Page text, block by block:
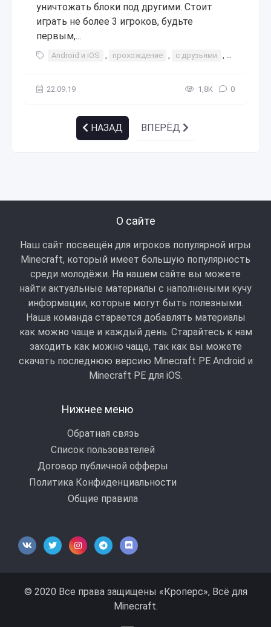
уничтожать блоки под другими. Стоит
играть не более 3 игроков, будьте
первым,...
Android и iOS , прохождение , с друзьями , игры с
22.09.19 1,8К 0
НАЗАД ВПЕРЁД
О сайте
Наш сайт посвещён для игроков популярной игры
Minecraft, который имеет большую популярность
среди молодёжи. На нашем сайте вы можете
найти актуальные материалы с наполнеными кучу
информации, которые могут быть полезными.
Наша команда старается добавлять материалы
как можно чаще и каждый день. Старайтесь к нам
заходить как можно чаще, так как вы можете
скачать последнюю версию Minecraft PE Android и
Minecraft РЕ для iOS.
Нижнее меню
Обратная связь
Список пользователей
Договор публичной офферы
Политика Конфиденциальности
Общие правила
© 2020 Все права защищены «Кроперс», Всё для
Minecraft.